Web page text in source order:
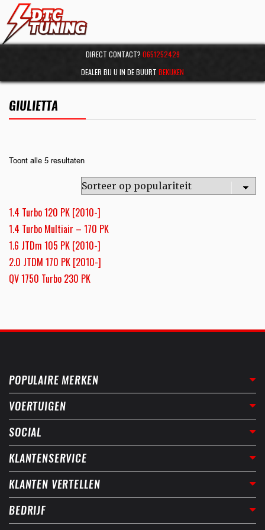
DIRECT CONTACT? 0651252429
DEALER BIJ U IN DE BUURT BEKIJKEN
GIULIETTA
Toont alle 5 resultaten
1.4 Turbo 120 PK [2010-]
1.4 Turbo Multiair – 170 PK
1.6 JTDm 105 PK [2010-]
2.0 JTDM 170 PK [2010-]
QV 1750 Turbo 230 PK
POPULAIRE MERKEN
VOERTUIGEN
SOCIAL
KLANTENSERVICE
KLANTEN VERTELLEN
BEDRIJF